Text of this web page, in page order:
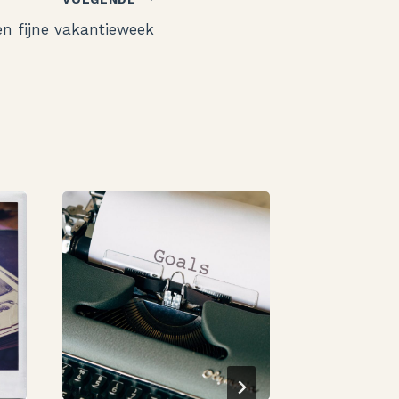
fijne vakantieweek